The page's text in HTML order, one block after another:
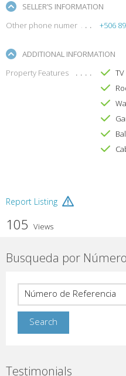
SELLER’S INFORMATION
Other phone numer
+506
ADDITIONAL INFORMATION
Property Features
Report Listing
105 Views
Busqueda por
Testimonials